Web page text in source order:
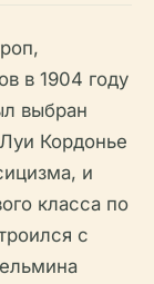
в 1904 году
выбран
Кордонье
и
класса по
с